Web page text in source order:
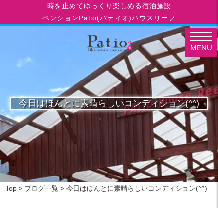
時を止めてゆっくり楽しめる宿泊施設
ペンションPatio(パティオ)ハウスリーフ
今日はほんとに素晴らしいコンディション(^^)
Top > ブログ一覧 > 今日はほんとに素晴らしいコンディション(^^)
MENU